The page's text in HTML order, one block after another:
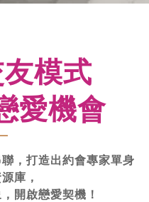
模式
愛機會
，打造出約會專家單身
庫，
開啟戀愛契機！